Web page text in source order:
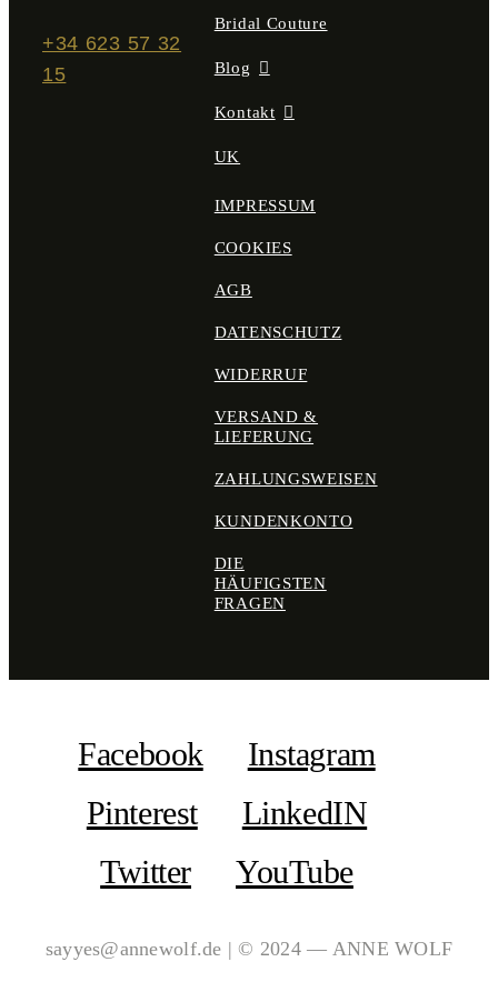
+34 623 57 32
15
Bridal Couture
Blog
Kontakt
UK
IMPRESSUM
COOKIES
AGB
DATENSCHUTZ
WIDERRUF
VERSAND &
LIEFERUNG
ZAHLUNGSWEISEN
KUNDENKONTO
DIE
HÄUFIGSTEN
FRAGEN
Facebook
Instagram
Pinterest
LinkedIN
Twitter
YouTube
sayyes@annewolf.de | © 2024 — ANNE WOLF